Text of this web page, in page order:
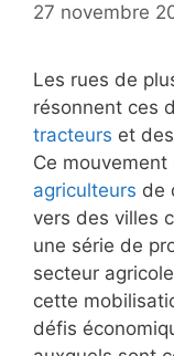
27 novembre
Les rues de
résonnent ces
tracteurs et
Ce
agriculteurs de
vers des villes
une série de
secteur
cette
défis